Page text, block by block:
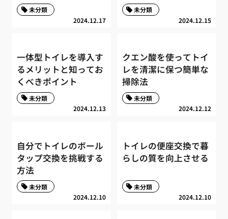
2024.12.17
未分類
2024.12.15
未分類
一体型トイレを導入す
るメリットと知ってお
くべきポイント
2024.12.13
未分類
クエン酸を使ってトイ
レを清潔に保つ簡単な
掃除法
2024.12.12
未分類
自分でトイレのボール
タップ交換を挑戦する
方法
2024.12.10
未分類
トイレの便座交換で暮
らしの質を向上させる
2024.12.10
未分類